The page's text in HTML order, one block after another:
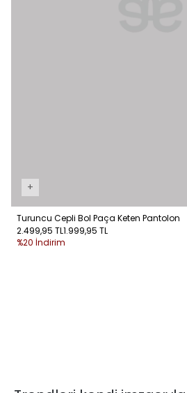
+
Turuncu Cepli Bol Paça Keten Pantolon
2.499,95 TL1.999,95 TL
%20 İndirim